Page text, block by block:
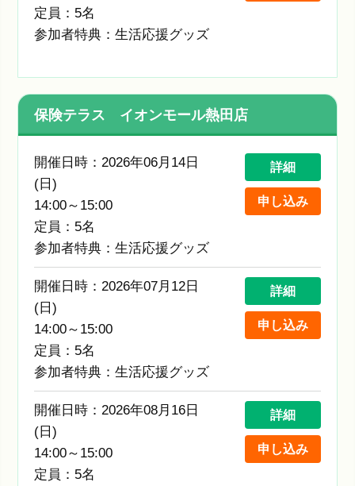
定員：5名
参加者特典：生活応援グッズ
保険テラス イオンモール熱田店
開催日時：2026年06月14日
(日)
14:00～15:00
定員：5名
参加者特典：生活応援グッズ
詳細
申し込み
開催日時：2026年07月12日
(日)
14:00～15:00
定員：5名
参加者特典：生活応援グッズ
詳細
申し込み
開催日時：2026年08月16日
(日)
14:00～15:00
定員：5名
詳細
申し込み